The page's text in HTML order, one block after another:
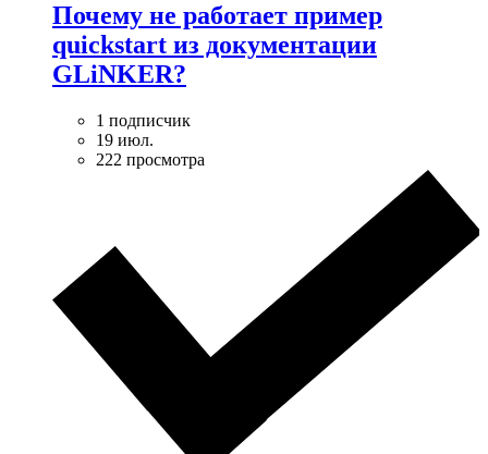
Почему не работает пример
quickstart из документации
GLiNKER?
1 подписчик
19 июл.
222 просмотра